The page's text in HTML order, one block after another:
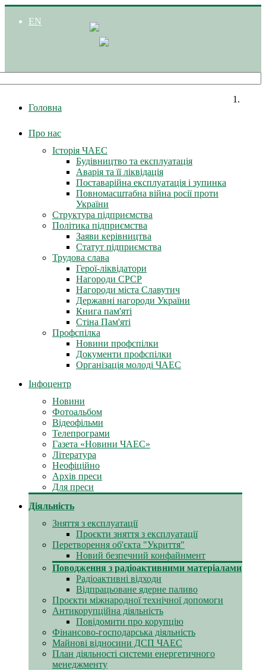
EN
Головна
Про нас
Історія ЧАЕС
Будівництво та експлуатація
Аварія та її ліквідація
Поставарійна експлуатація і зупинка
Повномасштабна війна росії проти
України
Структура підприємства
Політика підприємства
Заяви керівництва
Статут підприємства
Трудова слава
Герої-ліквідатори
Нагороди СРСР
Нагороди міста Славутич
Державні нагороди України
Книга пам'яті
Стіна Пам'яті
Профспілка
Новини профспілки
Документи профспілки
Організація молоді ЧАЕС
Інфоцентр
Новини
Фотоальбом
Відеофільми
Телепрограми
Газета «Новини ЧАЕС»
Література
Неофіційно
Архів преси
Для преси
Діяльність
Зняття з експлуатації
Проєкти зняття з експлуатації
Перетворення об'єкта "Укриття"
Новий безпечний конфайнмент
Поводження з радіоактивними матеріалами
Радіоактивні відходи
Відпрацьоване ядерне паливо
Проєкти міжнародної технічної допомоги
Антикорупційна діяльність
Повідомити про корупцію
Фінансово-господарська діяльність
Майнові відносини ДСП ЧАЕС
План діяльності системи енергетичного
менеджменту